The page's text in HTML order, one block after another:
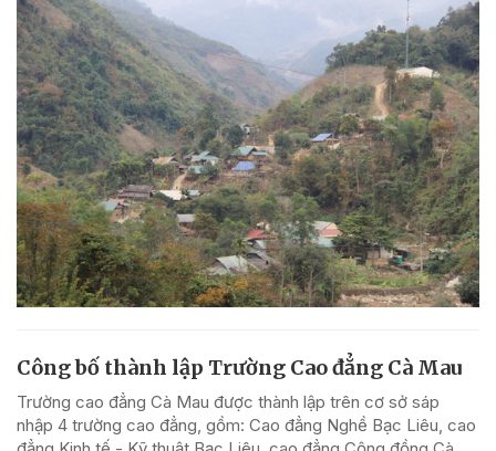
Công bố thành lập Trường Cao đẳng Cà Mau
Trường cao đẳng Cà Mau được thành lập trên cơ sở sáp
nhập 4 trường cao đẳng, gồm: Cao đẳng Nghề Bạc Liêu, cao